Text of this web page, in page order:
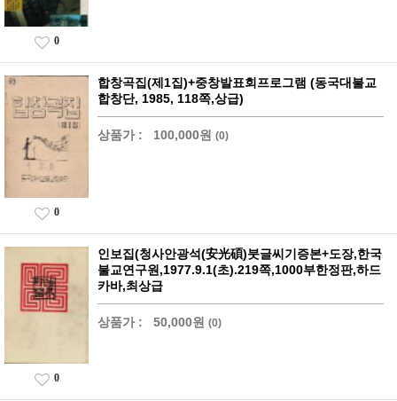
0
합창곡집(제1집)+중창발표회프로그램 (동국대불교
합창단, 1985, 118쪽,상급)
상품가 : 100,000원 (0)
0
인보집(청사안광석(安光碩)붓글씨기증본+도장,한국
불교연구원,1977.9.1(초).219쪽,1000부한정판,하드
카바,최상급
상품가 : 50,000원 (0)
0